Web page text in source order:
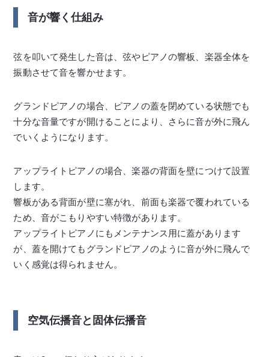
音が響く仕組み
弦を叩いて発生した音は、弦やピアノの響板、楽器全体を
振動させて音を響かせます。
グランドピアノの場合、ピアノの蓋を閉めている状態でも
十分な音量ですが開けることにより、さらに音が外に飛ん
でいくようになります。
アップライトピアノの場合、楽器の背面を壁につけて設置
します。
響板がある背面が壁に塞がれ、前面も楽器で覆われている
ため、音がこもりやすい特徴があります。
アップライトピアノにもメンテナンス用に蓋があります
が、蓋を開けてもグランドピアノのように音が外に飛んで
いく感覚は得られません。
空気伝播音と固体伝播音